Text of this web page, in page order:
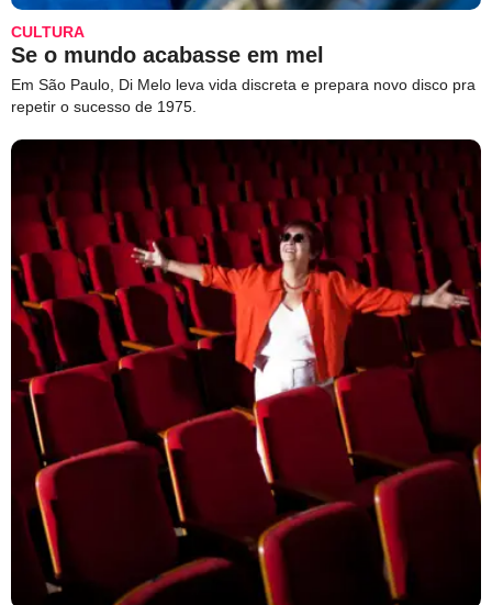
CULTURA
Se o mundo acabasse em mel
Em São Paulo, Di Melo leva vida discreta e prepara novo disco pra
repetir o sucesso de 1975.